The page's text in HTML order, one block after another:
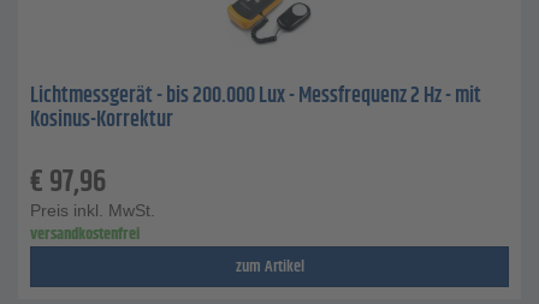
Lichtmessgerät - bis 200.000 Lux - Messfrequenz 2 Hz - mit
Kosinus-Korrektur
€97,96
Preis inkl. MwSt.
versandkostenfrei
zum Artikel